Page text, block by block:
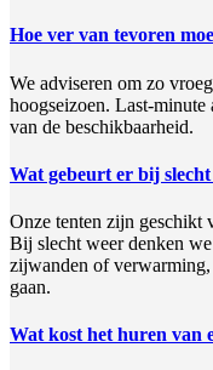
Hoe ver van tevoren
We adviseren om zo
hoogseizoen. Last-
van de beschikbaarheid.
Wat gebeurt er bij slecht
Onze tenten zijn geschikt
Bij slecht weer denken
zijwanden of
gaan.
Wat kost het huren van